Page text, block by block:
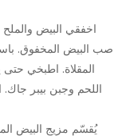
اخفقي البيض والملح
صب البيض المخفوق.
المقلاة. اطبخي
اللحم وجبن بيبر